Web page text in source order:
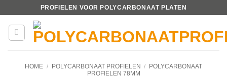
inhoud
PROFIELEN VOOR POLYCARBONAAT PLATEN
HOME / POLYCARBONAAT PROFIELEN /
POLYCARBONAAT
PROFIELEN 78MM